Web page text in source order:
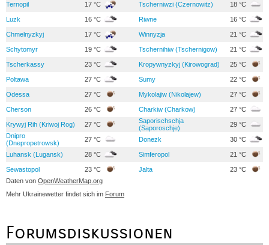
Ternopil 17 °C Tscherniwzi (Czernowitz) 18 °C
Luzk 16 °C Riwne 16 °C
Chmelnyzkyj 17 °C Winnyzja 21 °C
Schytomyr 19 °C Tschernihiw (Tschernigow) 21 °C
Tscherkassy 23 °C Kropywnyzkyj (Kirowograd) 25 °C
Poltawa 27 °C Sumy 22 °C
Odessa 27 °C Mykolajiw (Nikolajew) 27 °C
Cherson 26 °C Charkiw (Charkow) 27 °C
Krywyj Rih (Kriwoj Rog) 27 °C
Saporischschja
(Saporoschje)
29 °C
Dnipro
(Dnepropetrowsk)
27 °C Donezk 30 °C
Luhansk (Lugansk) 28 °C Simferopol 21 °C
Sewastopol 23 °C Jalta
23 °C
Daten von OpenWeatherMap.org
Mehr Ukrainewetter findet sich im Forum
Forumsdiskussionen